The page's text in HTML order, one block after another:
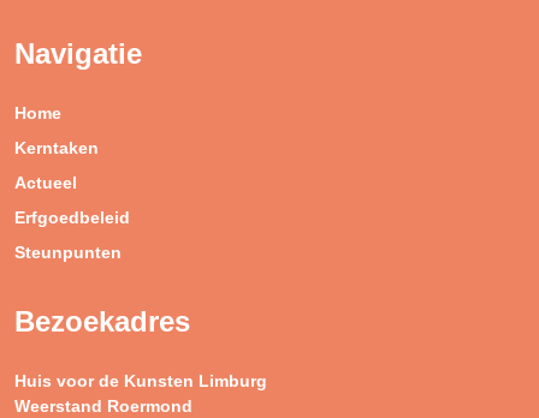
Navigatie
Home
Kerntaken
Actueel
Erfgoedbeleid
Steunpunten
Bezoekadres
Huis voor de Kunsten Limburg
Weerstand Roermond